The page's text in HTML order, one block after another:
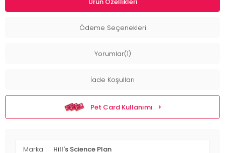
Ödeme Seçenekleri
Yorumlar(1)
İade Koşulları
Pet Card Kullanımı
Marka Hill's Science Plan